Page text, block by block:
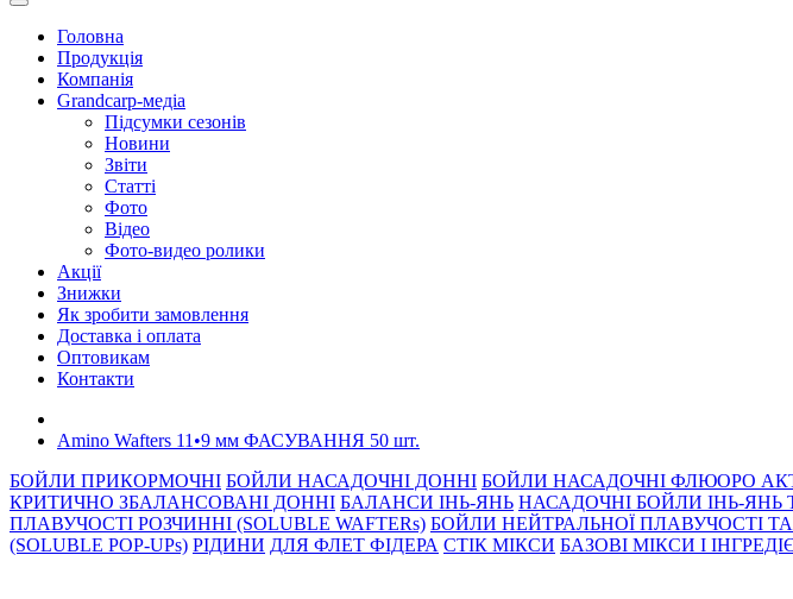
Головна
Продукція
Компанія
Grandcarp-медіа
Підсумки сезонів
Новини
Звіти
Статті
Фото
Відео
Фото-видео ролики
Акції
Знижки
Як зробити замовлення
Доставка і оплата
Оптовикам
Контакти
Amino Wafters 11•9 мм ФАСУВАННЯ 50 шт.
БОЙЛИ ПРИКОРМОЧНI БОЙЛИ НАСАДОЧНI ДОННI БОЙЛИ НАСАДОЧНІ ФЛЮОРО
КРИТИЧНО ЗБАЛАНСОВАНІ ДОННІ БАЛАНСИ ІНЬ-ЯНЬ НАСАДОЧНІ БОЙЛИ ІНЬ-ЯНЬ
ПЛАВУЧОСТІ РОЗЧИННІ (SOLUBLE WAFTERs) БОЙЛИ НЕЙТРАЛЬНОЇ ПЛАВУЧОСТІ
(SOLUBLE POP-UPs) РIДИНИ ДЛЯ ФЛЕТ ФІДЕРА СТIК МIКСИ БАЗОВІ МІКСИ І